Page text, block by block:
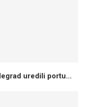
uredili portu...